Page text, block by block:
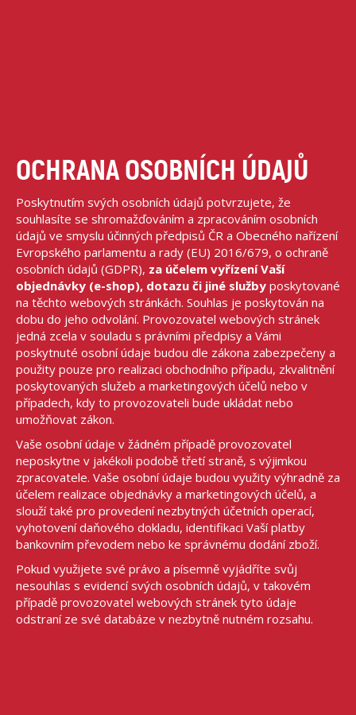
OCHRANA OSOBNÍCH ÚDAJŮ
Poskytnutím svých osobních údajů potvrzujete, že
souhlasíte se shromažďováním a zpracováním osobních
údajů ve smyslu účinných předpisů ČR a Obecného nařízení
Evropského parlamentu a rady (EU) 2016/679, o ochraně
osobních údajů (GDPR), za účelem vyřízení Vaší
objednávky (e-shop), dotazu či jiné služby poskytované
na těchto webových stránkách. Souhlas je poskytován na
dobu do jeho odvolání. Provozovatel webových stránek
jedná zcela v souladu s právními předpisy a Vámi
poskytnuté osobní údaje budou dle zákona zabezpečeny a
použity pouze pro realizaci obchodního případu, zkvalitnění
poskytovaných služeb a marketingových účelů nebo v
případech, kdy to provozovateli bude ukládat nebo
umožňovat zákon.
Vaše osobní údaje v žádném případě provozovatel
neposkytne v jakékoli podobě třetí straně, s výjimkou
zpracovatele. Vaše osobní údaje budou využity výhradně za
účelem realizace objednávky a marketingových účelů, a
slouží také pro provedení nezbytných účetních operací,
vyhotovení daňového dokladu, identifikaci Vaší platby
bankovním převodem nebo ke správnému dodání zboží.
Pokud využijete své právo a písemně vyjádříte svůj
nesouhlas s evidencí svých osobních údajů, v takovém
případě provozovatel webových stránek tyto údaje
odstraní ze své databáze v nezbytně nutném rozsahu.